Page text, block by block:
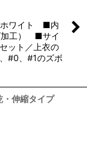
ワイト ■内
加工） ■サイ
ット／上衣の
#0、#1のズボ
伸縮タイプ